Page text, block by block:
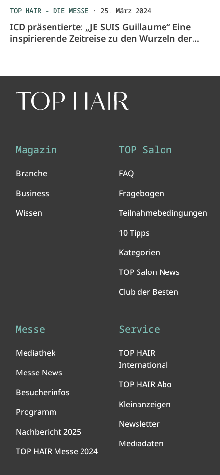
TOP HAIR - DIE MESSE · 25. März 2024
ICD präsentierte: „JE SUIS Guillaume“ Eine
inspirierende Zeitreise zu den Wurzeln der
Magazin
Branche
Business
Wissen
TOP Salon
FAQ
Fragebogen
Teilnahmebedingungen
10 Tipps
Kategorien
TOP Salon News
Club der Besten
Messe
Mediathek
Messe News
Besucherinfos
Programm
Nachbericht 2025
TOP HAIR Messe 2024
Service
TOP HAIR
International
TOP HAIR Abo
Kleinanzeigen
Newsletter
Mediadaten